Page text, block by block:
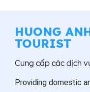
HUONG
TOURIST
Cung cấp các dịch
Providing domestic